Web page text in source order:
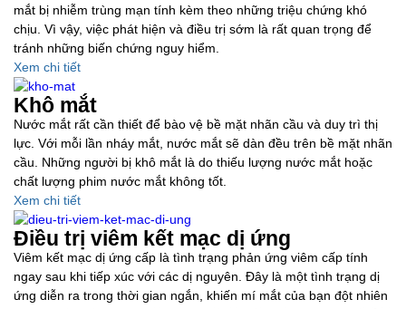
mắt bị nhiễm trùng mạn tính kèm theo những triệu chứng khó
chịu. Vì vậy, việc phát hiện và điều trị sớm là rất quan trọng để
tránh những biến chứng nguy hiểm.
Xem chi tiết
Khô mắt
Nước mắt rất cần thiết để bào vệ bề mặt nhãn cầu và duy trì thị
lực. Với mỗi lần nháy mắt, nước mắt sẽ dàn đều trên bề mặt nhãn
cầu. Những người bị khô mắt là do thiếu lượng nước mắt hoặc
chất lượng phim nước mắt không tốt.
Xem chi tiết
Điều trị viêm kết mạc dị ứng
Viêm kết mạc dị ứng cấp là tình trạng phản ứng viêm cấp tính
ngay sau khi tiếp xúc với các dị nguyên. Đây là một tình trạng dị
ứng diễn ra trong thời gian ngắn, khiến mí mắt của bạn đột nhiên